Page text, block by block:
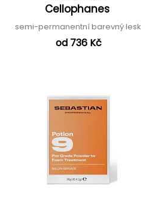
Cellophanes
semi-permanentní barevný lesk
od 736 Kč